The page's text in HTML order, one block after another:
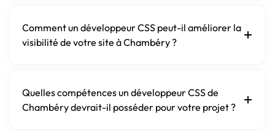
Comment un développeur CSS peut-il améliorer la
visibilité de votre site à Chambéry ?
Quelles compétences un développeur CSS de
Chambéry devrait-il posséder pour votre projet ?